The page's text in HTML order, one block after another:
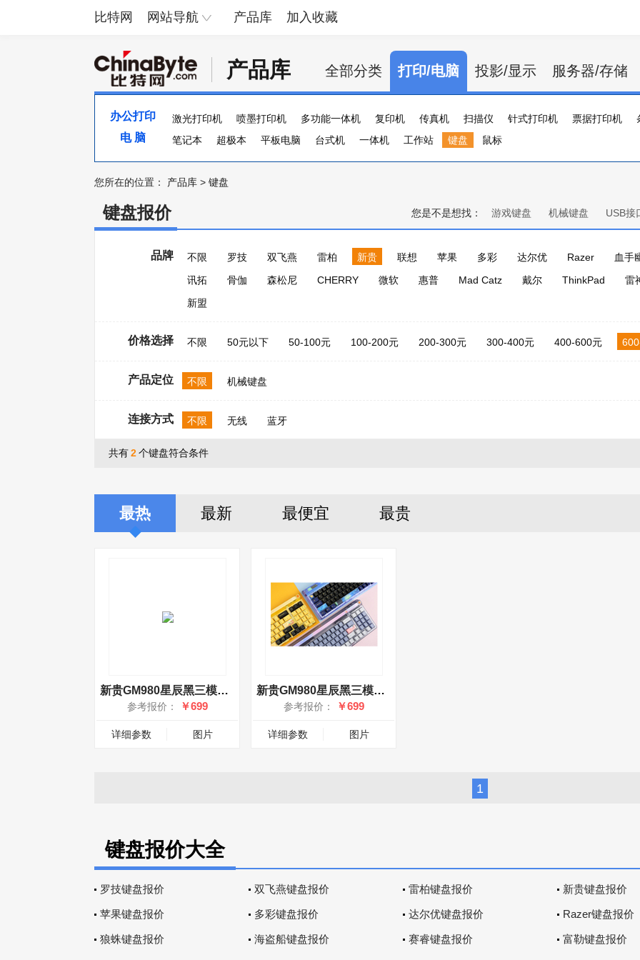
比特网 网站导航 产品库 加入收藏
产品库 全部分类 打印/电脑 投影/显示 服务器/存储
办公打印 激光打印机 喷墨打印机 多功能一体机 复印机 传真机 扫描仪 针式打印机 票据打印机
便携照片打印机
页宽打印机 证卡打印机 大幅打印机 标签打印机
电 脑 笔记本 超极本 平板电脑 台式机 一体机 工作站 键盘 鼠标
您所在的位置： 产品库 > 键盘
键盘报价 您是不是想找： 游戏键盘 机械键盘 USB接
品牌 不限 罗技 双飞燕 雷柏 新贵 联想 苹果 多彩 达尔优 Razer 血手
讯拓
骨伽 森松尼 CHERRY 微软 惠普 Mad Catz 戴尔 ThinkPad 雷
新盟
价格选择 不限 50元以下 50-100元 100-200元 200-300元 300-400元 400-600元
产品定位 不限 机械键盘
连接方式 不限 无线 蓝牙
共有2个键盘符合条件
最热 最新 最便宜 最贵
新贵GM980星辰黑三模机械键盘 佳达隆-G银PRO轴
参考报价： ￥699
详细参数 图片
新贵GM980星辰黑三模机械键盘 凯华联名-星空轴
参考报价： ￥699
详细参数 图片
1
键盘报价大全
罗技键盘报价 双飞燕键盘报价 雷柏键盘报价 新贵键盘报价
苹果键盘报价 多彩键盘报价 达尔优键盘报价 Razer键盘报价
狼蛛键盘报价 海盗船键盘报价 赛睿键盘报价 富勒键盘报价